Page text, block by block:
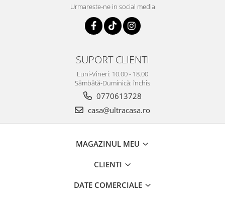
Urmareste-ne in social media
SUPORT CLIENTI
Luni-Vineri: 10.00 - 18.00
Sâmbătă-Duminică: închis
0770613728
casa@ultracasa.ro
MAGAZINUL MEU
CLIENTI
DATE COMERCIALE